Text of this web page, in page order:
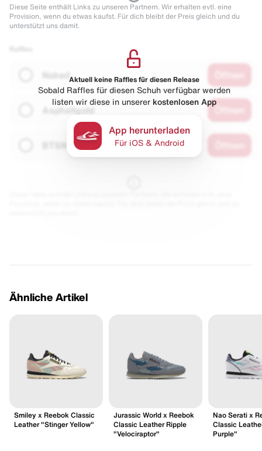
Diese Seite enthält Links zu unseren Partnern. Wir erhalten evtl. eine
Provision, wenn du etwas kaufst. Für dich bleibt der Preis gleich und du
unterstützt uns damit.
Naked
Asphaltgold
Aktuell keine Raffles für diesen Release
Sobald Raffles für diesen Schuh verfügbar werden
listen wir diese in unserer kostenlosen App
App herunterladen
Für iOS & Android
Ähnliche Artikel
Smiley x Reebok Classic
Leather "Stinger Yellow"
Jurassic World x Reebok
Classic Leather Ripple
"Velociraptor"
Nao Serati x
Classic
Purple"